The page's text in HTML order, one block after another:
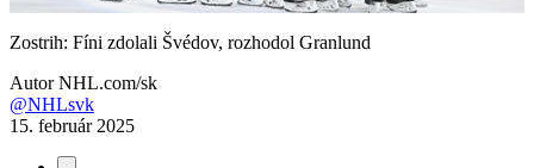
Video
Zostrih: Fíni zdolali Švédov, rozhodol Granlund
Autor NHL.com/sk
@NHLsvk
15. február 2025